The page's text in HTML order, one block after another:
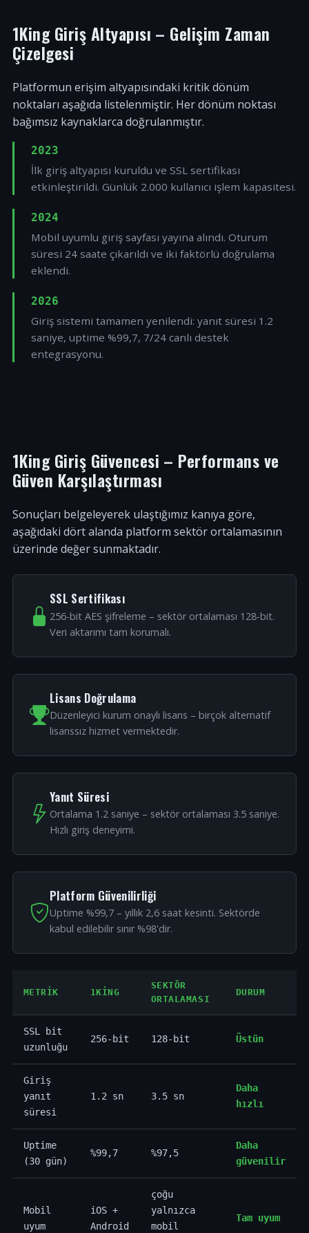
1King Giriş Altyapısı – Gelişim Zaman
Çizelgesi
Platformun erişim altyapısındaki kritik dönüm
noktaları aşağıda listelenmiştir. Her dönüm noktası
bağımsız kaynaklarca doğrulanmıştır.
2023
İlk giriş altyapısı kuruldu ve SSL sertifikası
etkinleştirildi. Günlük 2.000 kullanıcı işlem kapasitesi.
2024
Mobil uyumlu giriş sayfası yayına alındı. Oturum
süresi 24 saate çıkarıldı ve iki faktörlü doğrulama
eklendi.
2026
Giriş sistemi tamamen yenilendi: yanıt süresi 1.2
saniye, uptime %99,7, 7/24 canlı destek
entegrasyonu.
1King Giriş Güvencesi – Performans ve
Güven Karşılaştırması
Sonuçları belgeleyerek ulaştığımız kanıya göre,
aşağıdaki dört alanda platform sektör ortalamasının
üzerinde değer sunmaktadır.
SSL Sertifikası
256-bit AES şifreleme – sektör ortalaması 128-bit.
Veri aktarımı tam korumalı.
Lisans Doğrulama
Düzenleyici kurum onaylı lisans – birçok alternatif
lisanssız hizmet vermektedir.
Yanıt Süresi
Ortalama 1.2 saniye – sektör ortalaması 3.5 saniye.
Hızlı giriş deneyimi.
Platform Güvenilirliği
Uptime %99,7 – yıllık 2,6 saat kesinti. Sektörde
kabul edilebilir sınır %98'dir.
METRIK 1KING
SEKTÖR
ORTALAMASI
DURUM
SSL bit
uzunluğu
256-bit 128-bit Üstün
Giriş
yanıt
süresi
1.2 sn 3.5 sn
Daha
hızlı
Uptime
(30 gün)
%99,7 %97,5
Daha
güvenilir
Mobil
uyum
iOS +
Android
çoğu
yalnızca
mobil
Tam uyum